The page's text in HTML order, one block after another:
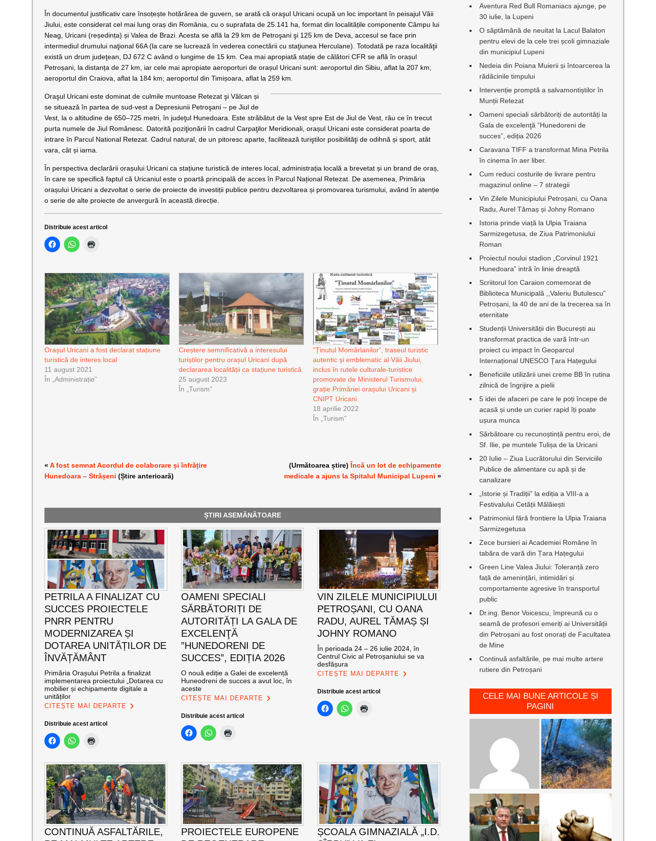
În documentul justificativ care însoțește hotărârea de guvern, se arată că oraşul Uricani ocupă un loc important în peisajul Văii
Jiului, este considerat cel mai lung oraș din România, cu o suprafata de 25.141 ha, format din localitățile componente Câmpu lui
Neag, Uricani (reședința) și Valea de Brazi. Acesta se află la 29 km de Petroşani şi 125 km de Deva, accesul se face prin
intermediul drumului naţional 66A (la care se lucrează în vederea conectării cu staţiunea Herculane). Totodată pe raza localităţii
există un drum judeţean, DJ 672 C având o lungime de 15 km. Cea mai apropiată stație de călători CFR se află în orașul
Petroșani, la distanța de 27 km, iar cele mai apropiate aeroporturi de orașul Uricani sunt: aeroportul din Sibiu, aflat la 207 km;
aeroportul din Craiova, aflat la 184 km; aeroportul din Timișoara, aflat la 259 km.
Oraşul Uricani este dominat de culmile muntoase Retezat şi Vâlcan și
se situează în partea de sud-vest a Depresiunii Petroşani – pe Jiul de
Vest, la o altitudine de 650–725 metri, în judeţul Hunedoara. Este străbătut de la Vest spre Est de Jiul de Vest, râu ce în trecut
purta numele de Jiul Românesc. Datorită poziţionării în cadrul Carpaţilor Meridionali, orașul Uricani este considerat poarta de
intrare în Parcul National Retezat. Cadrul natural, de un pitoresc aparte, facilitează turiştilor posibilităţi de odihnă și sport, atât
vara, cât și iarna.
În perspectiva declarării orașului Uricani ca stațiune turistică de interes local, administrația locală a brevetat și un brand de oraș,
în care se specifică faptul că Uricaniul este o poartă principală de acces în Parcul Național Retezat. De asemenea, Primăria
orașului Uricani a dezvoltat o serie de proiecte de investiții publice pentru dezvoltarea și promovarea turismului, având în atenție
o serie de alte proiecte de anvergură în această direcție.
Distribuie acest articol
Orașul Uricani a fost declarat stațiune
turistică de interes local
11 august 2021
În „Administrație”
Creștere semnificativă a interesului
turiștilor pentru orașul Uricani după
declararea localității ca stațiune turistică
25 august 2023
În „Turism”
”Ținutul Momârlanilor”, traseul turistic
autentic și emblematic al Văii Jiului,
inclus în rutele culturale-turistice
promovate de Ministerul Turismului,
grație Primăriei orașului Uricani și
CNIPT Uricani
18 aprilie 2022
În „Turism”
«A fost semnat Acordul de colaborare și înfrățire
Hunedoara – Strășeni (Știre anterioară)
(Următoarea știre) Încă un lot de echipamente
medicale a ajuns la Spitalul Municipal Lupeni »
ȘTIRI ASEMĂNĂTOARE
PETRILA A FINALIZAT CU
SUCCES PROIECTELE
PNRR PENTRU
MODERNIZAREA ȘI
DOTAREA UNITĂȚILOR DE
ÎNVĂȚĂMÂNT
Primăria Orașului Petrila a finalizat
implementarea proiectului „Dotarea cu
mobilier și echipamente digitale a
unităților
CITEȘTE MAI DEPARTE
Distribuie acest articol
OAMENI SPECIALI
SĂRBĂTORIȚI DE
AUTORITĂȚI LA GALA DE
EXCELENŢĂ
”HUNEDORENI DE
SUCCES”, EDIȚIA 2026
O nouă ediție a Galei de excelență
Huneodreni de succes a avut loc, în
aceste
CITEȘTE MAI DEPARTE
Distribuie acest articol
VIN ZILELE MUNICIPIULUI
PETROȘANI, CU OANA
RADU, AUREL TĂMAȘ ȘI
JOHNY ROMANO
În perioada 24 – 26 iulie 2024, în
Centrul Civic al Petroșaniului se va
desfășura
CITEȘTE MAI DEPARTE
Distribuie acest articol
CONTINUĂ ASFALTĂRILE,
PROIECTELE EUROPENE
ȘCOALA GIMNAZIALĂ „I.D.
Aventura Red Bull Romaniacs ajunge, pe
30 iulie, la Lupeni
O săptămână de neuitat la Lacul Balaton
pentru elevi de la cele trei școli gimnaziale
din municipiul Lupeni
Nedeia din Poiana Muierii și întoarcerea la
rădăcinile timpului
Intervenție promptă a salvamontiștilor în
Munții Retezat
Oameni speciali sărbătoriți de autorități la
Gala de excelenţă ”Hunedoreni de
succes”, ediția 2026
Caravana TIFF a transformat Mina Petrila
în cinema în aer liber.
Cum reduci costurile de livrare pentru
magazinul online – 7 strategii
Vin Zilele Municipiului Petroșani, cu Oana
Radu, Aurel Tămaș și Johny Romano
Istoria prinde viață la Ulpia Traiana
Sarmizegetusa, de Ziua Patrimoniului
Roman
Proiectul noului stadion „Corvinul 1921
Hunedoara” intră în linie dreaptă
Scriitorul Ion Caraion comemorat de
Biblioteca Municipală ,,Valeriu Butulescu”
Petroșani, la 40 de ani de la trecerea sa în
eternitate
Studenții Universității din București au
transformat practica de vară într-un
proiect cu impact în Geoparcul
Internațional UNESCO Țara Hațegului
Beneficiile utilizării unei creme BB în rutina
zilnică de îngrijire a pielii
5 idei de afaceri pe care le poți începe de
acasă și unde un curier rapid îți poate
ușura munca
Sărbătoare cu recunoștință pentru eroi, de
Sf. Ilie, pe muntele Tulișa de la Uricani
20 Iulie – Ziua Lucrătorului din Serviciile
Publice de alimentare cu apă și de
canalizare
„Istorie și Tradiții” la ediția a VIII-a a
Festivalului Cetății Mălăiești
Patrimoniul fără frontiere la Ulpia Traiana
Sarmizegetusa
Zece bursieri ai Academiei Române în
tabăra de vară din Țara Hațegului
Green Line Valea Jiului: Toleranță zero
față de amenințări, intimidări și
comportamente agresive în transportul
public
Dr.ing. Benor Voicescu, împreună cu o
seamă de profesori emeriți ai Universității
din Petroșani au fost onorați de Facultatea
de Mine
Continuă asfaltările, pe mai multe artere
rutiere din Petroșani
CELE MAI BUNE ARTICOLE ȘI
PAGINI